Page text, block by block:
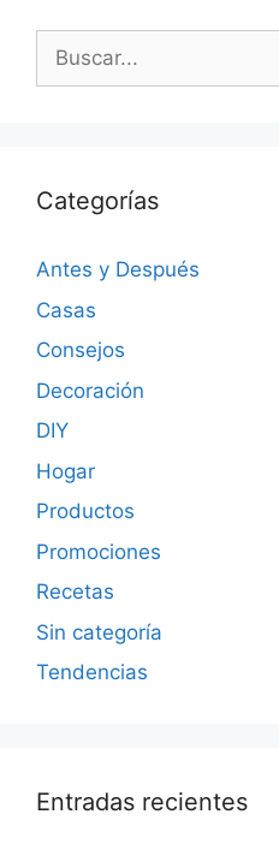
Categorías
Antes y Después
Casas
Consejos
Decoración
DIY
Hogar
Productos
Promociones
Recetas
Sin categoría
Tendencias
Entradas recientes